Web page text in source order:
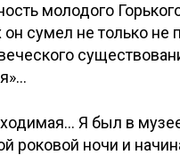
молодого
сумел не только не
Я был в
роковой ночи и